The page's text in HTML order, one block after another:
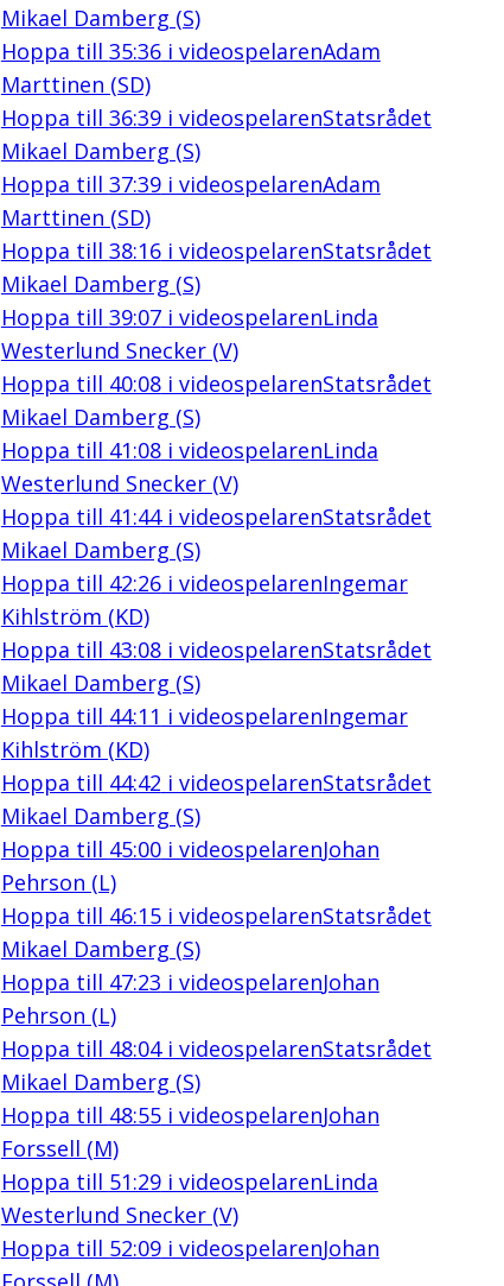
Mikael Damberg (S)
Hoppa till 35:36i videospelarenAdam
Marttinen (SD)
Hoppa till 36:39i videospelarenStatsrådet
Mikael Damberg (S)
Hoppa till 37:39i videospelarenAdam
Marttinen (SD)
Hoppa till 38:16i videospelarenStatsrådet
Mikael Damberg (S)
Hoppa till 39:07i videospelarenLinda
Westerlund Snecker (V)
Hoppa till 40:08i videospelarenStatsrådet
Mikael Damberg (S)
Hoppa till 41:08i videospelarenLinda
Westerlund Snecker (V)
Hoppa till 41:44i videospelarenStatsrådet
Mikael Damberg (S)
Hoppa till 42:26i videospelarenIngemar
Kihlström (KD)
Hoppa till 43:08i videospelarenStatsrådet
Mikael Damberg (S)
Hoppa till 44:11 i videospelarenIngemar
Kihlström (KD)
Hoppa till 44:42 i videospelarenStatsrådet
Mikael Damberg (S)
Hoppa till 45:00i videospelarenJohan
Pehrson (L)
Hoppa till 46:15i videospelarenStatsrådet
Mikael Damberg (S)
Hoppa till 47:23 i videospelarenJohan
Pehrson (L)
Hoppa till 48:04i videospelarenStatsrådet
Mikael Damberg (S)
Hoppa till 48:55i videospelarenJohan
Forssell (M)
Hoppa till 51:29i videospelarenLinda
Westerlund Snecker (V)
Hoppa till 52:09i videospelarenJohan